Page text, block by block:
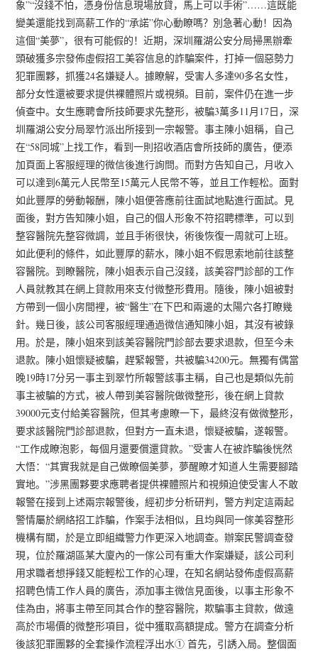
象”“沒錢不怕，憑身份信息現場放貸，馬上可以手術”……這既能
變美還能找到高薪工作的“承諾”你心動瞭嗎？別急著心動！因為
這個“美夢”，很有可能假的！近期，深圳羅湖公安分局掃黑辦牽
頭破獲多宗發佈虛假招工美容信息的詐騙案件，打掉一個惡勢力
犯罪團夥，抓獲24名嫌疑人。據瞭解，受害人多達90多名女性，
部分女性還被要求提供裸體照片或視頻。目前，案件仍在進一步
偵查中。女生應聘會所技師要求先整形，被騙3萬多11月17日，深
圳羅湖公安分局翠竹派出所接到一宗報警。事主陳小姐稱，自己
在“58同城”上找工作，看到一則招收酒店會所技師的廣告，便添
加頁面上客服經理的微信後進行詢問。而對方告知自己，月收入
可以達到6萬元人民幣至15萬元人民幣不等，並且工作輕松。面對
如此豐厚的勞動報酬，陳小姐便答應前往面試地點進行面試。見
面後，對方告知陳小姐，自己的個人形象不符招聘標準，可以到
整容醫院先整容微調，並且手術很快，術後恢復一周就可上班。
如此便利的條件，如此豐厚的薪水，陳小姐不假思索地前往該整
容醫院。到瞭醫院，陳小姐表示自己沒錢，該美容門診部的工作
人員就教其在網上貸款用來支付微整形費用。隨後，陳小姐被對
方帶到一個小房間裡，被“醫生”在下巴和兩邊的太陽穴各打瞭幾
針。幾日後，該公司客服經理通過微信通知陳小姐，其沒有被錄
用。於是，陳小姐來到該美容醫院門診部去要求退款，但至今未
退款。陳小姐懷疑被騙，趕緊報警，共被騙34200元。無獨有偶當
晚19時17分另一事主到翠竹所報警該事主稱，自己也是類似先前
事主被騙的方式，被人帶到美容醫院做微整形，後在網上貸款
39000元支付給美容醫院，但其考慮瞭一下，最終沒有做微整形，
要求該醫院門診部退款，但對方一直未退，懷疑被騙，遂報警。
“工作成瞭泡影，每個月還要償還貸款。”受害人在被詐騙後恍然
大悟：“其實我就是自己做瞭個美夢，夢醒瞭才知道人生需要腳踏
實地。”涉黑團夥要求應聘者提供裸體照片和視頻迫使受害人不敢
報警在接到上述兩宗報警後，經初步分析研判，警方判定這兩起
警情屬於網絡招工詐騙，作案手法相似，且均與同一傢美容整形
機構有關，於是立即組織警力作更深入地調查。辦案民警調查發
現，位於羅湖區某大廈內的一傢公司有重大作案嫌疑，該公司利
用求職者想掙錢又能輕松工作的心理，在知名網站發佈虛假高薪
招聘色情工作人員的廣告，添加事主微信見面後，以事主形象不
佳為由，將事主帶至同其合作的整容醫院，欺騙事主貸款，做遠
高於市場價的微整形項目，從中獲取高額提成。警方在調查分析
後該犯罪團夥的全套操作流程浮出水① 首先，引誘入局。整個面